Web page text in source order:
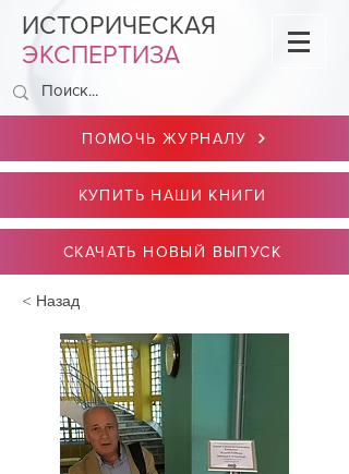
ИСТОРИЧЕСКАЯ
ЭКСПЕРТИЗА
ПОМОЧЬ ЖУРНАЛУ
КУПИТЬ НАШИ КНИГИ
СКАЧАТЬ НОВЫЙ ВЫПУСК
< Назад